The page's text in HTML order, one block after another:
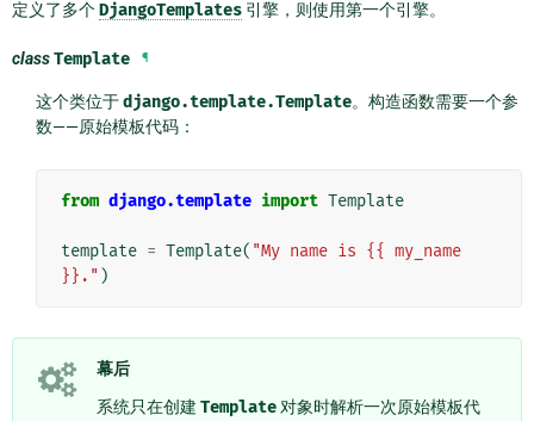
定义了多个DjangoTemplates 引擎，则使用第一个引擎。
classTemplate ¶
这个类位于django.template.Template。构造函数需要一个参
数——原始模板代码：
from django.template import Template
template = Template( "My name is {{ my_name
}}." )
幕后
系统只在创建 Template对象时解析一次原始模板代